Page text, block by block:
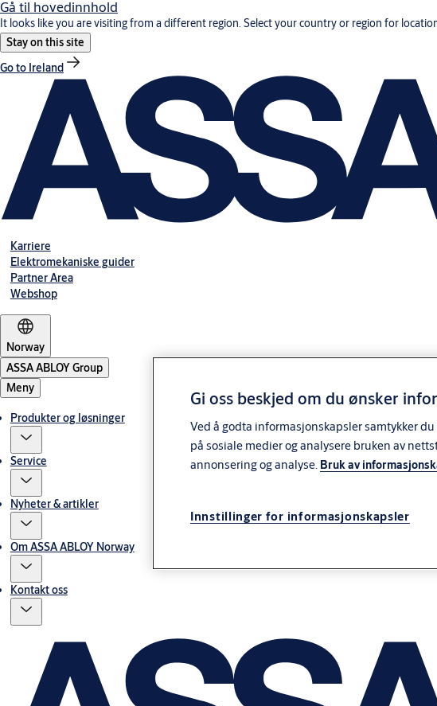
Gå til hovedinnhold
It looks like you are visiting from a different region. Select your country or region for
Stay on this site
Go to Ireland
Karriere
Elektromekaniske guider
Partner Area
Webshop
Norway
ASSA ABLOY Group
Meny
Produkter og løsninger
Service
Nyheter & artikler
Om ASSA ABLOY Norway
Kontakt oss
Gi oss beskjed om du ønsker
Ved å godta informasjonskapsler samtykker
på sosiale medier og analysere bruken av
annonsering og analyse. Bruk av
Innstillinger for informasjonskapsler